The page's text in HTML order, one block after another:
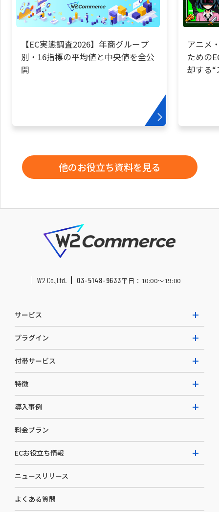
【EC実態調査2026】年商グループ
別・16指標の平均値と中央値を全公
開
アニメ
ための
却する
他のお役立ち資料を見る
W2 Co.,Ltd. 03-5148-9633平日：10:00〜19:00
サービス
W2 Commerce Repeat
W2 Commerce BtoB
W2 Commerce Asia
プラグイン
AI buddy
付帯サービス
EC運用構築支援・運用支援
カスタマーサクセス
セキュリティ
デザイン制作
コンサルティング
特徴
選ばれる理由
開発体制
導入事例
導入企業一覧
料金プラン
ECお役立ち情報
お役立ち資料
ニュースリリース
よくある質問